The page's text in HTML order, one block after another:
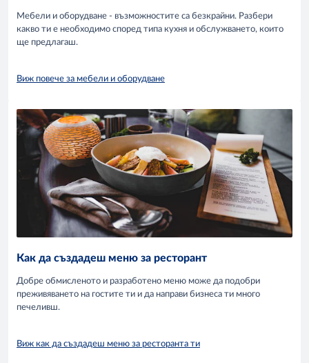
Мебели и оборудване - възможностите са безкрайни. Разбери
какво ти е необходимо според типа кухня и обслужването, които
ще предлагаш.
Виж повече за мебели и оборудване
Как да създадеш меню за ресторант
Добре обмисленото и разработено меню може да подобри
преживяването на гостите ти и да направи бизнеса ти много
печеливш.
Виж как да създадеш меню за ресторанта ти